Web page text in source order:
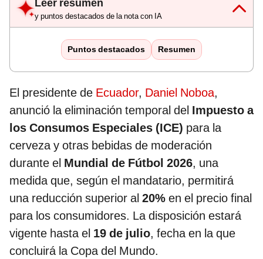
Leer resumen
y puntos destacados de la nota con IA
Puntos destacados Resumen
El presidente de Ecuador, Daniel Noboa,
anunció la eliminación temporal del Impuesto a
los Consumos Especiales (ICE) para la
cerveza y otras bebidas de moderación
durante el Mundial de Fútbol 2026, una
medida que, según el mandatario, permitirá
una reducción superior al 20% en el precio final
para los consumidores. La disposición estará
vigente hasta el 19 de julio, fecha en la que
concluirá la Copa del Mundo.